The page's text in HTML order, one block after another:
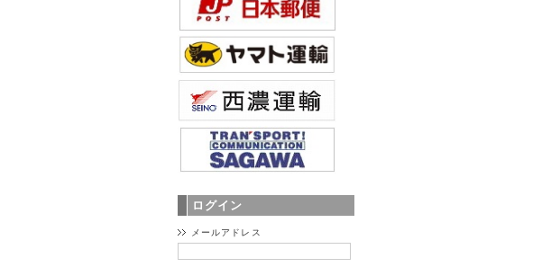
ログイン
メールアドレス